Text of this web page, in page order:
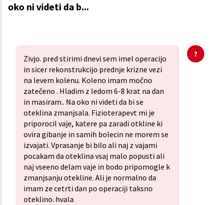
oko ni videti da b...
Zivjo. pred stirimi dnevi sem imel operacijo
in sicer rekonstrukcijo prednje krizne vezi
na levem kolenu. Koleno imam močno
zatečeno . Hladim z ledom 6-8 krat na dan
in masiram.. Na oko ni videti da bi se
oteklina zmanjsala. Fizioterapevt mi je
priporocil vaje, katere pa zaradi otkline ki
ovira gibanje in samih bolecin ne morem se
izvajati. Vprasanje bi bilo ali naj z vajami
pocakam da oteklina vsaj malo popusti ali
naj vseeno delam vaje in bodo pripomogle k
zmanjsanju otekline. Ali je normalno da
imam ze cetrti dan po operaciji taksno
oteklino. hvala